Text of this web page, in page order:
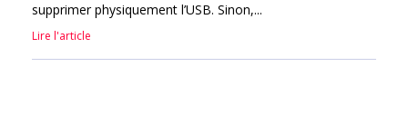
supprimer physiquement l’USB. Sinon,...
Lire l'article